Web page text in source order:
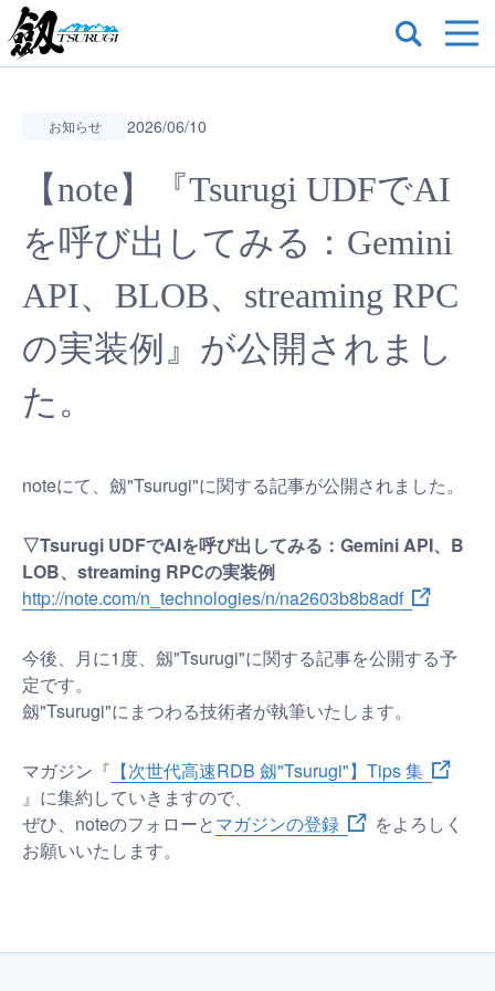
お知らせ 2026/06/10
【note】『Tsurugi UDFでAI
を呼び出してみる：Gemini
API、BLOB、streaming RPC
の実装例』が公開されまし
た。
noteにて、劔"Tsurugi"に関する記事が公開されました。
▽Tsurugi UDFでAIを呼び出してみる：Gemini API、B
LOB、streaming RPCの実装例
http://note.com/n_technologies/n/na2603b8b8adf
今後、月に1度、劔"Tsurugi"に関する記事を公開する予
定です。
劔"Tsurugi"にまつわる技術者が執筆いたします。
マガジン『 【次世代高速RDB 劔"Tsurugi"】Tips 集
』に集約していきますので、
ぜひ、noteのフォローとマガジンの登録
をよろしく
お願いいたします。